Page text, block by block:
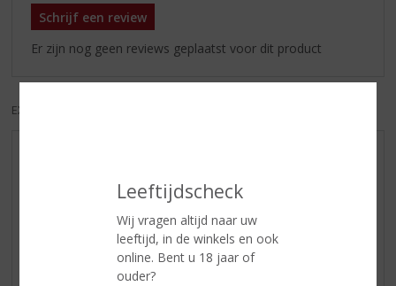
Leeftijdscheck
Wij vragen altijd naar uw
leeftijd, in de winkels en ook
online. Bent u 18 jaar of
ouder?
Schrijf een review
Er zijn nog geen reviews geplaatst voor dit product
EXCL. BTW
WIJN VAN DE MAAND
WHISKY VAN DE MAAND
RUM VAN DE MAAND
BIER VAN DE MAAND